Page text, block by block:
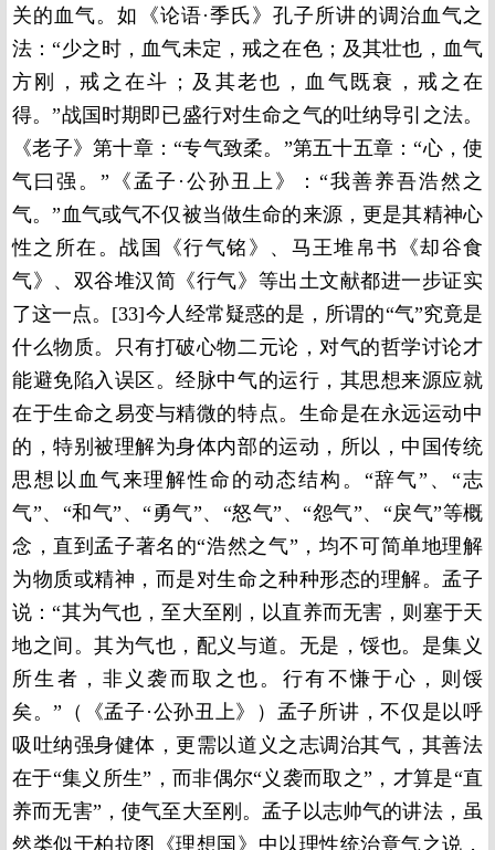
关的血气。如《论语·季氏》孔子所讲的调治血气之
法：“少之时，血气未定，戒之在色；及其壮也，血气
方刚，戒之在斗；及其老也，血气既衰，戒之在
得。”战国时期即已盛行对生命之气的吐纳导引之法。
《老子》第十章：“专气致柔。”第五十五章：“心，使
气曰强。”《孟子·公孙丑上》：“我善养吾浩然之
气。”血气或气不仅被当做生命的来源，更是其精神心
性之所在。战国《行气铭》、马王堆帛书《却谷食
气》、双谷堆汉简《行气》等出土文献都进一步证实
了这一点。[33]今人经常疑惑的是，所谓的“气”究竟是
什么物质。只有打破心物二元论，对气的哲学讨论才
能避免陷入误区。经脉中气的运行，其思想来源应就
在于生命之易变与精微的特点。生命是在永远运动中
的，特别被理解为身体内部的运动，所以，中国传统
思想以血气来理解性命的动态结构。“辞气”、“志
气”、“和气”、“勇气”、“怒气”、“怨气”、“戾气”等概
念，直到孟子著名的“浩然之气”，均不可简单地理解
为物质或精神，而是对生命之种种形态的理解。孟子
说：“其为气也，至大至刚，以直养而无害，则塞于天
地之间。其为气也，配义与道。无是，馁也。是集义
所生者，非义袭而取之也。行有不慊于心，则馁
矣。”（《孟子·公孙丑上》）孟子所讲，不仅是以呼
吸吐纳强身健体，更需以道义之志调治其气，其善法
在于“集义所生”，而非偶尔“义袭而取之”，才算是“直
养而无害”，使气至大至刚。孟子以志帅气的讲法，虽
然类似于柏拉图《理想国》中以理性统治意气之说，